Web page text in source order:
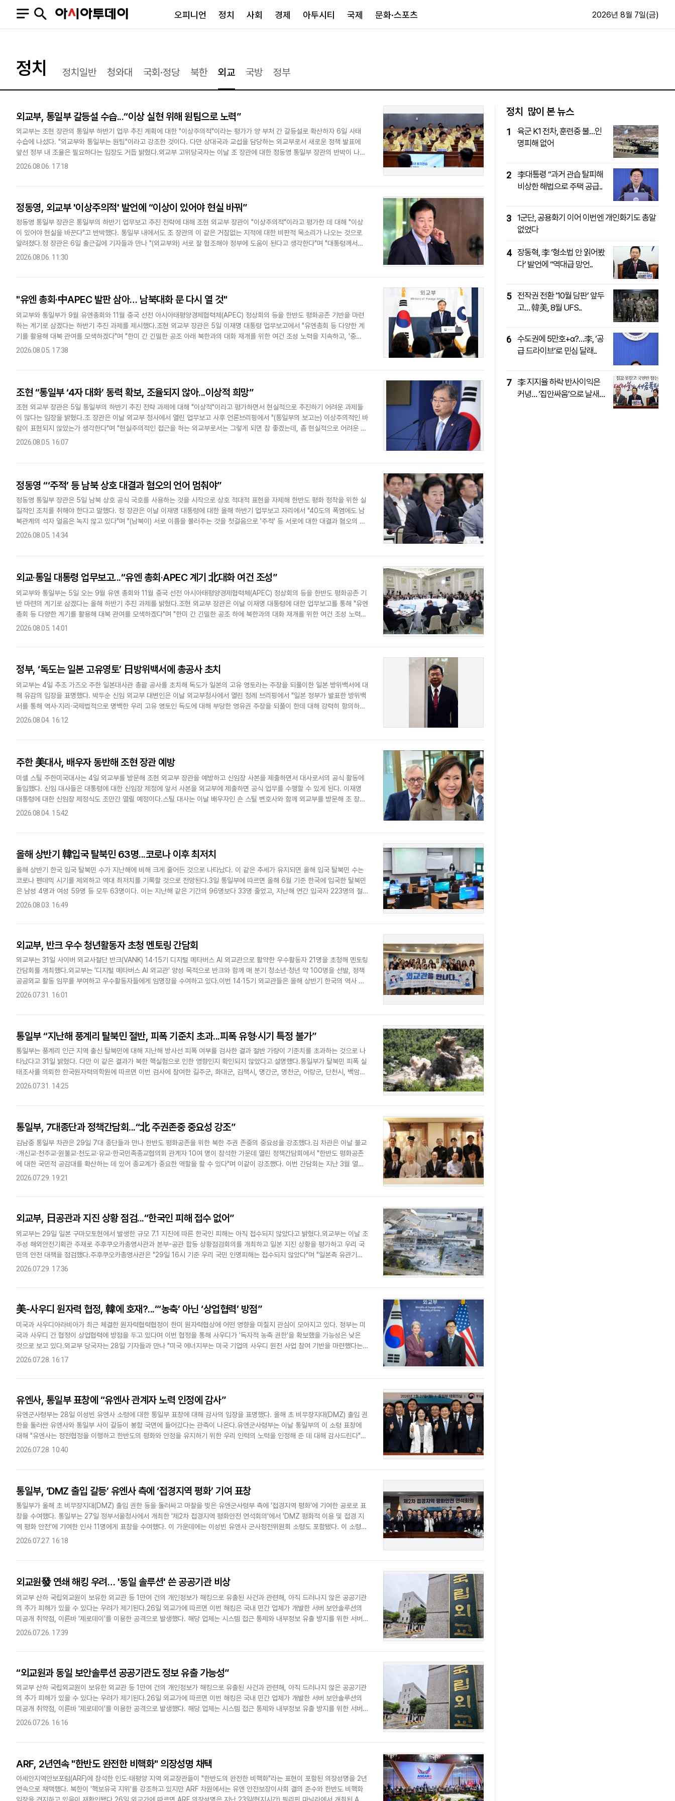
사설
피플
정치일반
북한
외교
국방
사회일반
교육·행정
노동·복지·환경
보건·의학
경제일반
IT·과학
부동산
영남
호남
중남미
유럽
중동·아프리카
지면보기
구독신청
First Edition
알립니다
SNS 뉴스스탠드 네이버블로그 아투TV(유튜브) 페이스북 인스타그램
다국어뉴스 ENGLISH 中文 Tiếng Việt 패밀리사이트
오피니언 정치 사회 경제 아투시티 국제 문화·스포츠 2026년 8월 7일(금)
정치 정치일반 청와대 국회·정당 북한 외교 국방 정부
외교부, 통일부 갈등설 수습...“이상 실현 위해 원팀으로 노력”
외교부는 조현 장관의 통일부 하반기 업무 추진 계획에 대한 "이상주의적"이라는 평가가 양 부처 간 갈등설로 확산하자 6일 사태
수습에 나섰다. "외교부와 통일부는 원팀"이라고 강조한 것이다. 다만 상대국과 교섭을 담당하는 외교부로서 새로운 정책 발표에
앞선 정부 내 조율은 필요하다는 입장도 거듭 밝혔다.외교부 고위당국자는 이날 조 장관에 대한 정동영 통일부 장관의 반박이 나온
직후 기자들과 만나 "(조 장관이) 오해가 있다면 잘 풀어드리라는..
2026.08.06. 17:18
정동영, 외교부 '이상주의적' 발언에 “이상이 있어야 현실 바꿔”
정동영 통일부 장관은 통일부의 하반기 업무보고 추진 전략에 대해 조현 외교부 장관이 "이상주의적"이라고 평가한 데 대해 "이상
이 있어야 현실을 바꾼다"고 반박했다. 통일부 내에서도 조 장관의 이 같은 거침없는 지적에 대한 비판적 목소리가 나오는 것으로
알려졌다.정 장관은 6일 출근길에 기자들과 만나 "(외교부와) 서로 잘 협조해야 정부에 도움이 된다고 생각한다"며 "대통령께서도
'평화가 밥', '평화가 경제'라고 강조했다. 메아리 없는 함성처..
2026.08.06. 11:30
"유엔 총회·中APEC 발판 삼아… 남북대화 문 다시 열 것"
외교부와 통일부가 9월 유엔총회와 11월 중국 선전 아시아태평양경제협력체(APEC) 정상회의 등을 한반도 평화공존 기반을 마련
하는 계기로 삼겠다는 하반기 추진 과제를 제시했다.조현 외교부 장관은 5일 이재명 대통령 업무보고에서 "유엔총회 등 다양한 계
기를 활용해 대북 관여를 모색하겠다"며 "한미 간 긴밀한 공조 아래 북한과의 대화 재개를 위한 여건 조성 노력을 지속하고, '중
단'을 시작으로 단계적 비핵화 논..
2026.08.05. 17:38
조현 “통일부 ‘4자 대화’ 동력 확보, 조율되지 않아...이상적 희망”
조현 외교부 장관은 5일 통일부의 하반기 추진 전략 과제에 대해 "이상적"이라고 평가하면서 현실적으로 추진하기 어려운 과제들
이 많다는 입장을 밝혔다.조 장관은 이날 외교부 청사에서 열린 업무보고 사후 언론브리핑에서 "(통일부의 보고는) 이상주의적인 바
람이 표현되지 않았는가 생각한다"며 "현실주의적인 접근을 하는 외교부로서는 그렇게 되면 참 좋겠는데, 좀 현실적으로 어려운 것
아닌가라는 생각을 한다"고 밝혔다.통일부는 이날 이재명 대통령에게 하..
2026.08.05. 16:07
정동영 “‘주적’ 등 남북 상호 대결과 혐오의 언어 멈춰야”
정동영 통일부 장관은 5일 남북 상호 공식 국호를 사용하는 것을 시작으로 상호 적대적 표현을 자제해 한반도 평화 정착을 위한 실
질적인 조치를 취해야 한다고 말했다. 정 장관은 이날 이재명 대통령에 대한 올해 하반기 업무보고 자리에서 "40도의 폭염에도 남
북관계의 석자 얼음은 녹지 않고 있다"며 "(남북이) 서로 이름을 불러주는 것을 첫걸음으로 '주적' 등 서로에 대한 대결과 혐오의 언
어는 멈춰야 한다"고 강조했다.이재명 대통령은 정 장관의 남..
2026.08.05. 14:34
외교·통일 대통령 업무보고...“유엔 총회·APEC 계기 北대화 여건 조성”
외교부와 통일부는 5일 오는 9월 유엔 총회와 11월 중국 선전 아시아태평양경제협력체(APEC) 정상회의 등을 한반도 평화공존 기
반 마련의 계기로 삼겠다는 올해 하반기 추진 과제를 밝혔다.조현 외교부 장관은 이날 이재명 대통령에 대한 업무보고를 통해 "유엔
총회 등 다양한 계기를 활용해 대북 관여를 모색하겠다"며 "한미 간 긴밀한 공조 하에 북한과의 대화 재개를 위한 여건 조성 노력도
지속하는 한편 '중단'을 시작으로 하는 단계적 비핵화 논의..
2026.08.05. 14:01
정부, ‘독도는 일본 고유영토’ 日방위백서에 총공사 초치
외교부는 4일 추조 가즈오 주한 일본대사관 총괄 공사를 초치해 독도가 일본의 고유 영토라는 주장을 되풀이한 일본 방위백서에 대
해 유감의 입장을 표명했다. 박두순 신임 외교부 대변인은 이날 외교부청사에서 열린 정례 브리핑에서 "일본 정부가 발표한 방위백
서를 통해 역사·지리·국제법적으로 명백한 우리 고유 영토인 독도에 대해 부당한 영유권 주장을 되풀이 한데 대해 강력히 항의하며
이를 즉각 철회할 것을 촉구한다"고 밝혔다.박 대변인은 "일본 정부의..
2026.08.04. 16:12
주한 美대사, 배우자 동반해 조현 장관 예방
미셸 스틸 주한미국대사는 4일 외교부를 방문해 조현 외교부 장관을 예방하고 신임장 사본을 제출하면서 대사로서의 공식 활동에
돌입했다. 신임 대사들은 대통령에 대한 신임장 제정에 앞서 사본을 외교부에 제출하면 공식 업무를 수행할 수 있게 된다. 이재명
대통령에 대한 신임장 제정식도 조만간 열릴 예정이다.스틸 대사는 이날 배우자인 숀 스틸 변호사와 함께 외교부를 방문해 조 장관
을 예방하고 한미 관계 발전 방안에 대한 의견을 교환했다. 이 자리에서..
2026.08.04. 15:42
올해 상반기 韓입국 탈북민 63명...코로나 이후 최저치
올해 상반기 한국 입국 탈북민 수가 지난해에 비해 크게 줄어든 것으로 나타났다. 이 같은 추세가 유지되면 올해 입국 탈북민 수는
코로나 펜데믹 시기를 제외하고 역대 최저치를 기록할 것으로 전망된다.3일 통일부에 따르면 올해 6월 기준 한국에 입국한 탈북민
은 남성 4명과 여성 59명 등 모두 63명이다. 이는 지난해 같은 기간의 96명보다 33명 줄었고, 지난해 연간 입국자 223명의 절
반에도 미치지 못하는 수준이다. 정부가 한국 입국 탈북민..
2026.08.03. 16:49
외교부, 반크 우수 청년활동자 초청 멘토링 간담회
외교부는 31일 사이버 외교사절단 반크(VANK) 14·15기 디지털 메타버스 AI 외교관으로 활약한 우수활동자 21명을 초청해 멘토링
간담회를 개최했다.외교부는 '디지털 메타버스 AI 외교관' 양성 목적으로 반크와 함께 매 분기 청소년·청년 약 100명을 선발, 정책
공공외교 활동 임무를 부여하고 우수활동자들에게 임명장을 수여하고 있다.이번 14·15기 외교관들은 올해 상반기 한국의 역사 및
문화를 알리는 자료를 제작하고 메타버스 플랫폼에 이..
2026.07.31. 16:01
통일부 “지난해 풍계리 탈북민 절반, 피폭 기준치 초과...피폭 유형·시기 특정 불가”
통일부는 풍계리 인근 지역 출신 탈북민에 대해 지난해 방사선 피폭 여부를 검사한 결과 절반 가량이 기준치를 초과하는 것으로 나
타났다고 31일 밝혔다. 다만 이 같은 결과가 북한 핵실험으로 인한 영향인지 확인되지 않았다고 설명했다.통일부가 탈북민 피폭 실
태조사를 의뢰한 한국원자력의학원에 따르면 이번 검사에 참여한 길주군, 화대군, 김책시, 명간군, 명천군, 어랑군, 단천시, 백암군
출신 탈북민 59명의 안정형 염색체 이상 검사 결과 26명에서..
2026.07.31. 14:25
통일부, 7대종단과 정책간담회...“北 주권존중 중요성 강조”
김남중 통일부 차관은 29일 7대 종단들과 만나 한반도 평화공존을 위한 북한 주권 존중의 중요성을 강조했다.김 차관은 이날 불교
·개신교·천주교·원불교·천도교·유교·한국민족종교협의회 관계자 10여 명이 참석한 가운데 열린 정책간담회에서 "한반도 평화공존
에 대한 국민적 공감대를 확산하는 데 있어 종교계가 중요한 역할을 할 수 있다"며 이같이 강조했다. 이번 간담회는 지난 3월 열린
간담회에 이어 통일부와 종교계가 정례적 소통을 이어가기로 한 데..
2026.07.29. 19:21
외교부, 日공관과 지진 상황 점검...“한국인 피해 접수 없어”
외교부는 29일 일본 구마모토현에서 발생한 규모 7.1 지진에 따른 한국인 피해는 아직 접수되지 않았다고 밝혔다.외교부는 이날 조
주성 해외안전기획관 주재로 주후쿠오카총영사관과 본부-공관 합동 상황점검회의를 개최하고 일본 지진 상황을 평가하고 우리 국
민의 안전 대책을 점검했다.주후쿠오카총영사관은 "29일 16시 기준 우리 국민 인명피해는 접수되지 않았다"며 "일본측 유관기관
및 동포사회와 지속적으로 접촉해 상황을 면밀히 모니터링하고 안전공지를..
2026.07.29. 17:36
美-사우디 원자력 협정, 韓에 호재?...“‘농축’ 아닌 ‘상업협력’ 방점”
미국과 사우디아라비아가 최근 체결한 원자력협력협정이 한미 원자력협상에 어떤 영향을 미칠지 관심이 모아지고 있다. 정부는 미
국과 사우디 간 협정이 상업협력에 방점을 두고 있다며 이번 협정을 통해 사우디가 '독자적 농축 권한'을 확보했을 가능성은 낮은
것으로 보고 있다.외교부 당국자는 28일 기자들과 만나 "미국 에너지부는 미국 기업의 사우디 원전 사업 참여 기반을 마련했다는
점을 집중 부각했다"며 "사우디의 '독자적 농축 권한' 확보 여부에 대..
2026.07.28. 16:17
유엔사, 통일부 표창에 “유엔사 관계자 노력 인정에 감사”
유엔군사령부는 28일 이성빈 유엔사 소령에 대한 통일부 표창에 대해 감사의 입장을 표명했다. 올해 초 비무장지대(DMZ) 출입 권
한을 둘러싼 유엔사와 통일부 사이 갈등이 봉합 국면에 들어갔다는 관측이 나온다.유엔군사령부는 이날 통일부의 이 소령 표창에
대해 "유엔사는 정전협정을 이행하고 한반도의 평화와 안정을 유지하기 위한 우리 인력의 노력을 인정해 준 데 대해 감사드린다"며
"유엔군은 정전협정에 따른 책임을 다하기 위해 최선을 다하고 있다"..
2026.07.28. 10:40
통일부, ‘DMZ 출입 갈등’ 유엔사 측에 ‘접경지역 평화’ 기여 표창
통일부가 올해 초 비무장지대(DMZ) 출입 권한 등을 둘러싸고 마찰을 빚은 유엔군사령부 측에 '접경지역 평화'에 기여한 공로로 표
창을 수여했다. 통일부는 27일 정부서울청사에서 개최한 '제2차 접경지역 평화안전 연석회의'에서 'DMZ 평화적 이용 및 접경 지
역 평화 안전'에 기여한 인사 11명에게 표창을 수여했다. 이 가운데에는 이성빈 유엔사 군사정전위원회 소령도 포함됐다. 이 소령은
통일부와 유엔사 간 DMZ 관련 협의를 진행할 때 실무 협..
2026.07.27. 16:18
외교원發 연쇄 해킹 우려… '동일 솔루션' 쓴 공공기관 비상
외교부 산하 국립외교원이 보유한 외교관 등 1만여 건의 개인정보가 해킹으로 유출된 사건과 관련해, 아직 드러나지 않은 공공기관
의 추가 피해가 있을 수 있다는 우려가 제기된다.26일 외교가에 따르면 이번 해킹은 국내 민간 업체가 개발한 서버 보안솔루션의
미공개 취약점, 이른바 '제로데이'를 이용한 공격으로 발생했다. 해당 업체는 시스템 접근 통제와 내부정보 유출 방지를 위한 서버
보안 솔루션을 개발한 곳으로 알려졌다.제로데이 취약점은 개발사조차..
2026.07.26. 17:39
“외교원과 동일 보안솔루션 공공기관도 정보 유출 가능성”
외교부 산하 국립외교원이 보유한 외교관 등 1만여 건의 개인정보가 해킹으로 유출된 사건과 관련해, 아직 드러나지 않은 공공기관
의 추가 피해가 있을 수 있다는 우려가 제기된다.26일 외교가에 따르면 이번 해킹은 국내 민간 업체가 개발한 서버 보안솔루션의
미공개 취약점, 이른바 '제로데이'를 이용한 공격으로 발생했다. 해당 업체는 시스템 접근 통제와 내부정보 유출 방지를 위한 서버
보안 솔루션을 개발한 곳으로 알려졌다.제로데이 취약점은 개발사조차..
2026.07.26. 16:16
ARF, 2년연속 "한반도 완전한 비핵화" 의장성명 채택
아세안지역안보포럼(ARF)에 참석한 인도·태평양 지역 외교장관들이 "한반도의 완전한 비핵화"라는 표현이 포함된 의장성명을 2년
연속으로 채택했다. 북한이 '핵보유국 지위'를 강조하고 있지만 ARF 차원에서는 유엔 안전보장이사회 결의 준수와 한반도 비핵화
정치 많이 본 뉴스
1
육군 K1 전차, 훈련중 불…인
명피해 없어
2 李대통령 “과거 관습 탈피해
비상한 해법으로 주택 공급..
3 1군단, 공용화기 이어 이번엔 개인화기도 총알
없었다
4 장동혁, 李 ‘형소법 안 읽어봤
다’ 발언에 “역대급 망언..
5 전작권 전환 ‘10월 담판’ 앞두
고… 韓美, 8월 UFS..
6 수도권에 5만호+α?…李, ‘공
급 드라이브’로 민심 달래..
7 李 지지율 하락 반사이익은
커녕… ‘집안싸움’으로 날새